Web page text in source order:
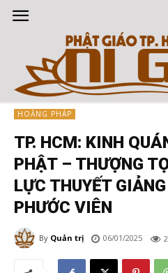
HOẰNG PHÁP
TP. HCM: KINH
PHẬT – THƯỢNG
LỰC THUYẾT
PHƯỚC VIÊN
By Quản trị 06/01/2025